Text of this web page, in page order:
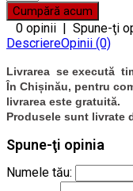
0 opinii | Spune-ţi
DescriereOpinii (0)
Livrarea se execută
În Chișinău, pentru
livrarea este gratuită.
Produsele sunt livrate
Spune-ţi opinia
Numele tău: